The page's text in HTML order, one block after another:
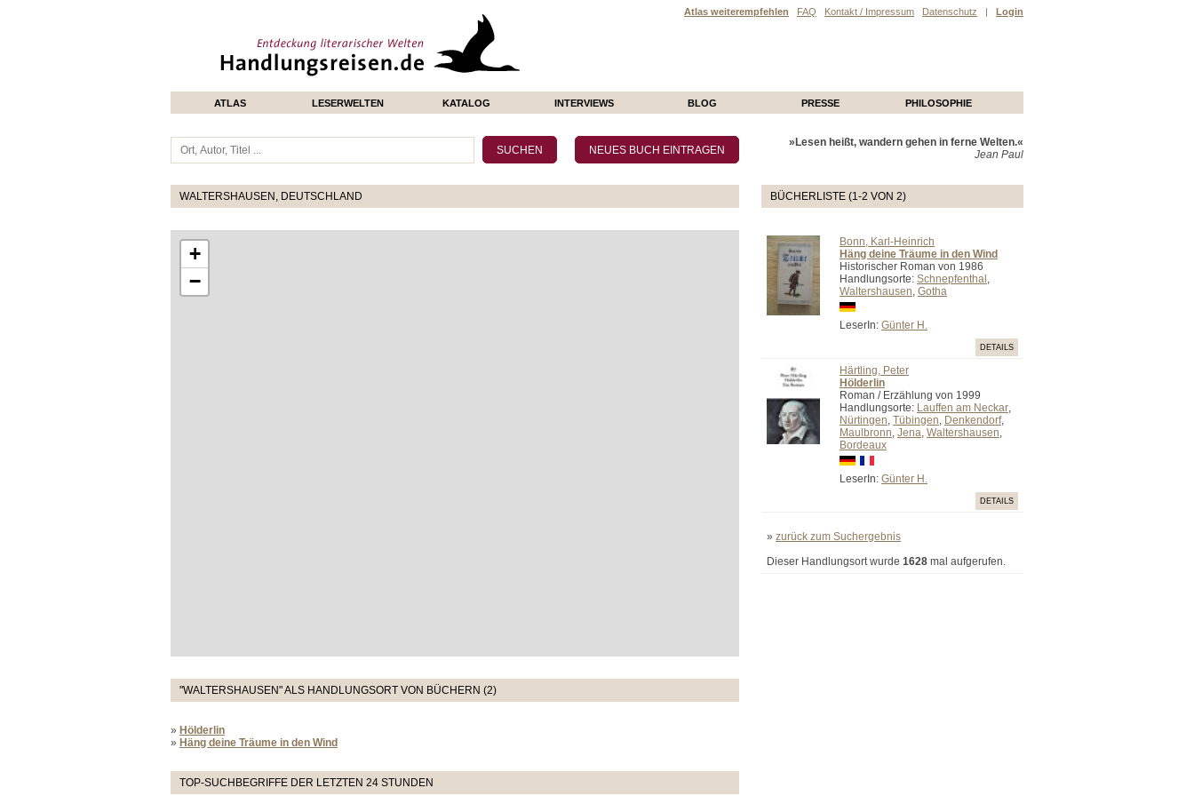
Atlas weiterempfehlen FAQ Kontakt / Impressum Datenschutz | Login
ATLAS LESERWELTEN KATALOG INTERVIEWS BLOG PRESSE PHILOSOPHIE
WALTERSHAUSEN, DEUTSCHLAND
+
−
"WALTERSHAUSEN" ALS HANDLUNGSORT VON BÜCHERN (2)
» Hölderlin
» Häng deine Träume in den Wind
TOP-SUCHBEGRIFFE DER LETZTEN 24 STUNDEN
»Lesen heißt, wandern gehen in ferne Welten.«
Jean Paul
BÜCHERLISTE (1-2 VON 2)
Bonn, Karl-Heinrich
Häng deine Träume in den Wind
Historischer Roman von 1986
Handlungsorte: Schnepfenthal ,
Waltershausen, Gotha
LeserIn: Günter H.
DETAILS
Härtling, Peter
Hölderlin
Roman / Erzählung von 1999
Handlungsorte: Lauffen am Neckar,
Nürtingen, Tübingen, Denkendorf,
Maulbronn, Jena, Waltershausen,
Bordeaux
LeserIn: Günter H.
DETAILS
» zurück zum Suchergebnis
Dieser Handlungsort wurde 1628 mal aufgerufen.